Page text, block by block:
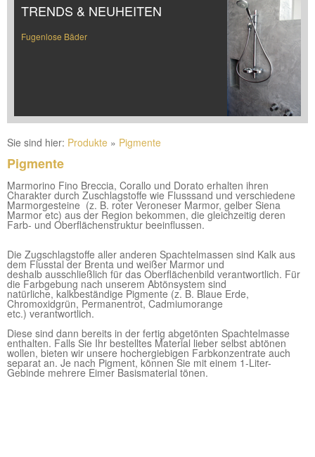
TRENDS & NEUHEITEN
Fugenlose Bäder
Sie sind hier: Produkte » Pigmente
Pigmente
Marmorino Fino Breccia, Corallo und Dorato erhalten ihren
Charakter durch Zuschlagstoffe wie Flusssand und verschiedene
Marmorgesteine (z. B. roter Veroneser Marmor, gelber Siena
Marmor etc) aus der Region bekommen, die gleichzeitig deren
Farb- und Oberflächenstruktur beeinflussen.
Die Zugschlagstoffe aller anderen Spachtelmassen sind Kalk aus
dem Flusstal der Brenta und weißer Marmor und
deshalb ausschließlich für das Oberflächenbild verantwortlich. Für
die Farbgebung nach unserem Abtönsystem sind
natürliche, kalkbeständige Pigmente (z. B. Blaue Erde,
Chromoxidgrün, Permanentrot, Cadmiumorange
etc.) verantwortlich.
Diese sind dann bereits in der fertig abgetönten Spachtelmasse
enthalten. Falls Sie Ihr bestelltes Material lieber selbst abtönen
wollen, bieten wir unsere hochergiebigen Farbkonzentrate auch
separat an. Je nach Pigment, können Sie mit einem 1-Liter-
Gebinde mehrere Eimer Basismaterial tönen.